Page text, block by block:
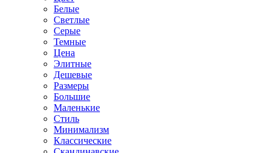
Белые
Светлые
Серые
Темные
Цена
Элитные
Дешевые
Размеры
Большие
Маленькие
Стиль
Минимализм
Классические